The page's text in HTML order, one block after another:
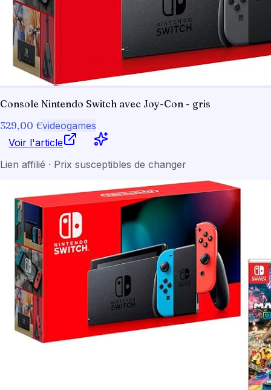
Console Nintendo Switch avec Joy-Con - gris
329,00 €videogames
Voir l'article
Lien affilié · Prix susceptibles de changer